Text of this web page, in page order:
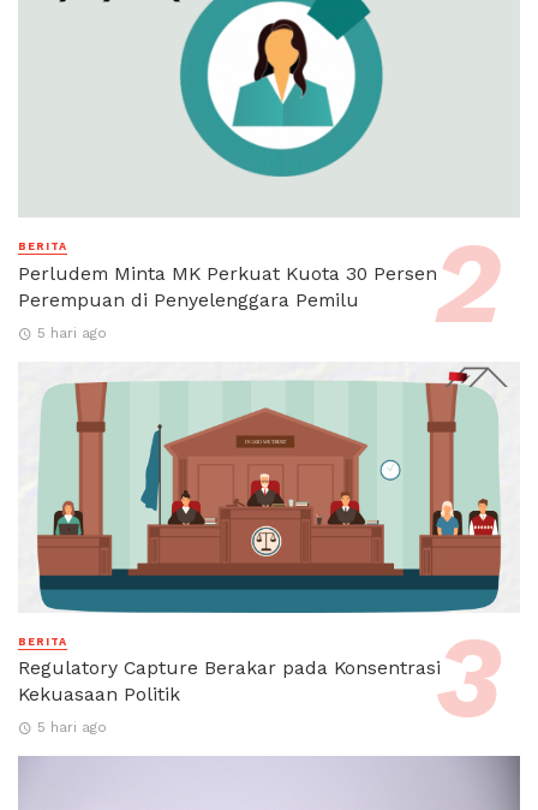
BERITA
Perludem Minta MK Perkuat Kuota 30 Persen
Perempuan di Penyelenggara Pemilu
5 hari ago
BERITA
Regulatory Capture Berakar pada Konsentrasi
Kekuasaan Politik
5 hari ago